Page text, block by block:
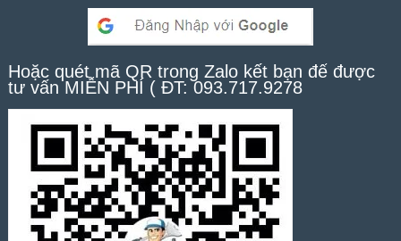
Hoặc quét mã QR trong Zalo kết bạn để được
tư vấn MIỄN PHÍ ( ĐT: 093.717.9278